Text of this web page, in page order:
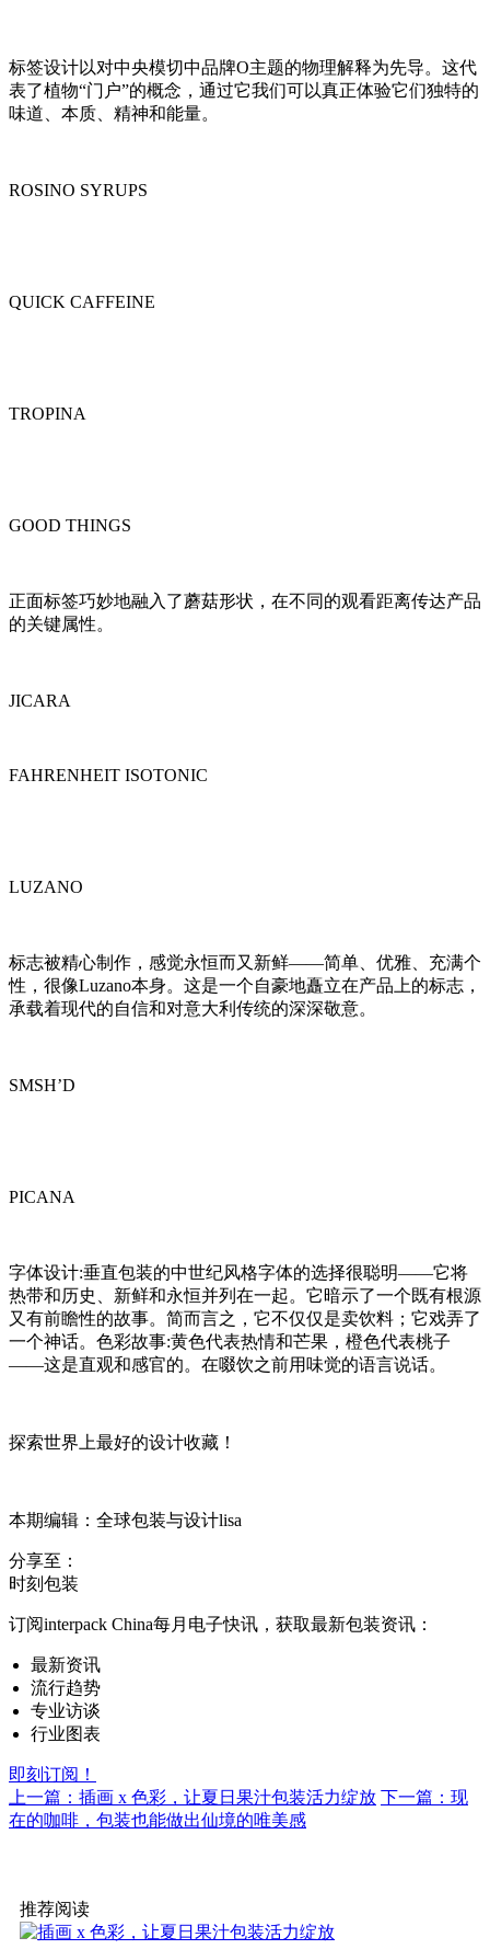
标签设计以对中央模切中品牌O主题的物理解释为先导。这代
表了植物“门户”的概念，通过它我们可以真正体验它们独特的
味道、本质、精神和能量。
ROSINO SYRUPS
QUICK CAFFEINE
TROPINA
GOOD THINGS
正面标签巧妙地融入了蘑菇形状，在不同的观看距离传达产品
的关键属性。
JICARA
FAHRENHEIT ISOTONIC
LUZANO
标志被精心制作，感觉永恒而又新鲜——简单、优雅、充满个
性，很像Luzano本身。这是一个自豪地矗立在产品上的标志，
承载着现代的自信和对意大利传统的深深敬意。
SMSH’D
PICANA
字体设计:垂直包装的中世纪风格字体的选择很聪明——它将
热带和历史、新鲜和永恒并列在一起。它暗示了一个既有根源
又有前瞻性的故事。简而言之，它不仅仅是卖饮料；它戏弄了
一个神话。色彩故事:黄色代表热情和芒果，橙色代表桃子
——这是直观和感官的。在啜饮之前用味觉的语言说话。
探索世界上最好的设计收藏！
本期编辑：全球包装与设计lisa
分享至：
时刻包装
订阅interpack China每月电子快讯，获取最新包装资讯：
最新资讯
流行趋势
专业访谈
行业图表
即刻订阅！
上一篇：插画 x 色彩，让夏日果汁包装活力绽放 下一篇：现
在的咖啡，包装也能做出仙境的唯美感
推荐阅读